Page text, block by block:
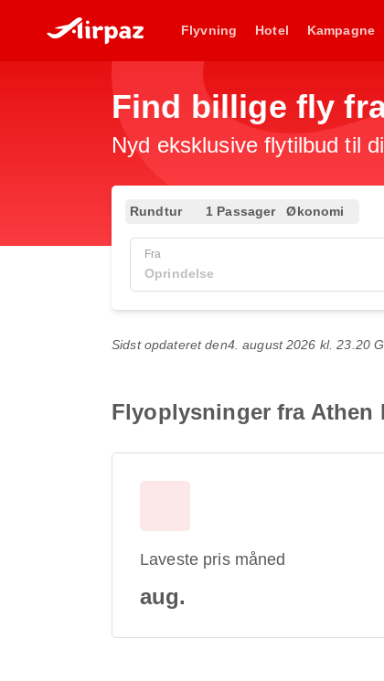
Flyvning Hotel Kampagne
Find billige fly
Nyd eksklusive flytilbud til
Rundtur 1 Passager Økonomi
Fra
Sidst opdateret den4. august 2026 kl. 23.20
Flyoplysninger fra
Laveste pris måned
aug.